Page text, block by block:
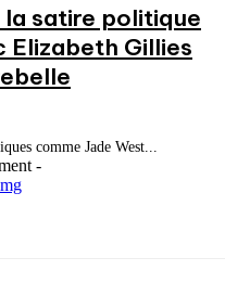
la satire politique
Elizabeth Gillies
comme Jade West...
-